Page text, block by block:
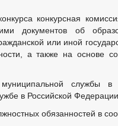
конкурсная
документов об
или иной
а также на основе
службы в
в Российской
обязанностей в